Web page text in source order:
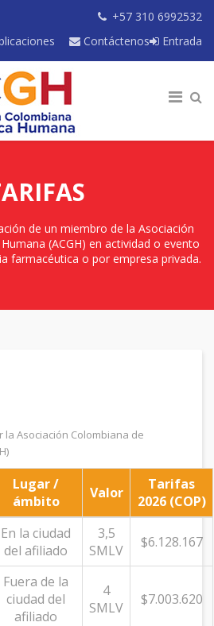
+57 310 6992532
Entrada
Contáctenos
de un miembro de la Asociación
(ACGH) en actividad o evento
farmacéutica o por empresa privada.
Asociación Colombiana de
Lugar /
ámbito
Valor
Tarifas
2026 (COP)
En la ciudad
del afiliado
3,5
SMLV
$6.128.167
Fuera de la
ciudad del
afiliado
4
SMLV
$7.003.620